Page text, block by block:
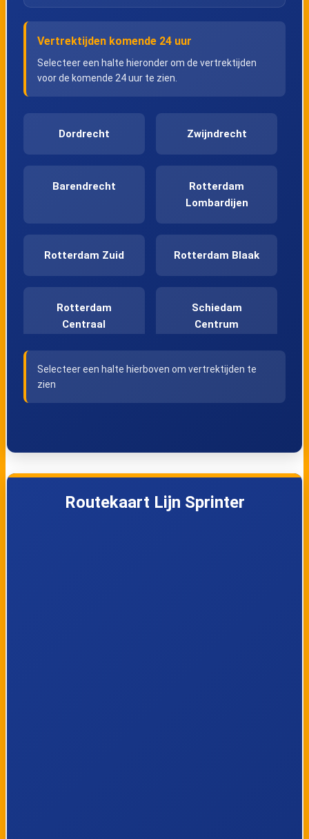
Vertrektijden komende 24 uur
Selecteer een halte hieronder om de vertrektijden
voor de komende 24 uur te zien.
Dordrecht Zwijndrecht
Barendrecht
Rotterdam
Lombardijen
Rotterdam Zuid Rotterdam Blaak
Rotterdam
Centraal
Schiedam
Centrum
Delft Campus Delft
Den Haag HS Den Haag Centraal
Selecteer een halte hierboven om vertrektijden te
zien
Routekaart Lijn Sprinter